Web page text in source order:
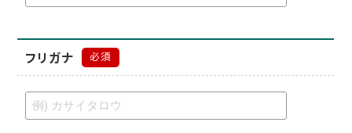
フリガナ 必須